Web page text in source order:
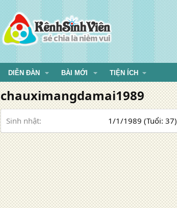
DIỄN ĐÀN BÀI MỚI TIỆN ÍCH
chauximangdamai1989
Sinh nhật 1/1/1989 (Tuổi: 37)